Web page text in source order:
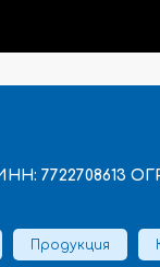
7722708613
Продукция